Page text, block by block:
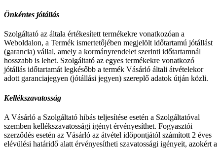
Önkéntes jótállás
Szolgáltató az általa értékesített termékekre vonatkozóan a
Weboldalon, a Termék ismertetőjében megjelölt időtartamú jótállást
(garancia) vállal, amely a kormányrendelet szerinti időtartamnál
hosszabb is lehet. Szolgáltató az egyes termékekre vonatkozó
jótállás időtartamát legkésőbb a termék Vásárló általi átvételekor
adott garanciajegyen (jótállási jegyen) szereplő adatok útján közli.
Kellékszavatosság
A Vásárló a Szolgáltató hibás teljesítése esetén a Szolgáltatóval
szemben kellékszavatossági igényt érvényesíthet. Fogyasztói
szerződés esetén az Vásárló az átvétel időpontjától számított 2 éves
elévülési határidő alatt érvényesítheti szavatossági igényeit, azokért a